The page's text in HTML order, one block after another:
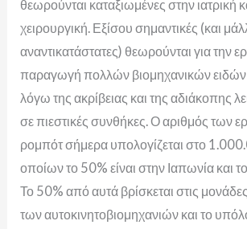
θεωρούνται καταξιωμένες στην ιατρική
χειρουργική. Εξίσου σημαντικές (και
αναντικατάστατες) θεωρούνται για την
παραγωγή πολλών βιομηχανικών ειδών
λόγω της ακρίβειας και της αδιάκοπης
σε πιεστικές συνθήκες. Ο αριθμός των
ρομπότ σήμερα υπολογίζεται στο
οποίων το 50% είναι στην Ιαπωνία και
Το 50% από αυτά βρίσκεται στις
των αυτοκινητοβιομηχανιών και το